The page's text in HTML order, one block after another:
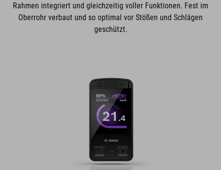
Rahmen integriert und gleichzeitig voller Funktionen. Fest im
Oberrohr verbaut und so optimal vor Stößen und Schlägen
geschützt.